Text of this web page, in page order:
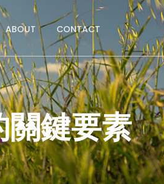
ABOUT CONTACT
鍵要素